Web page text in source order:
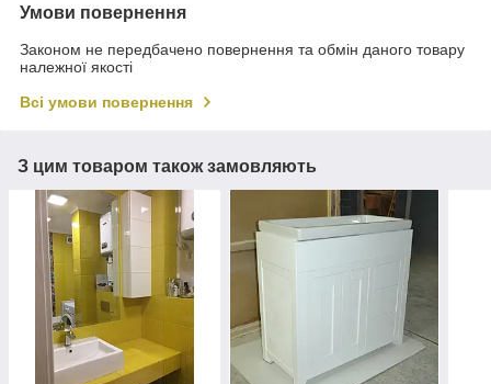
Умови повернення
Законом не передбачено повернення та обмін даного товару
належної якості
Всі умови повернення
З цим товаром також замовляють